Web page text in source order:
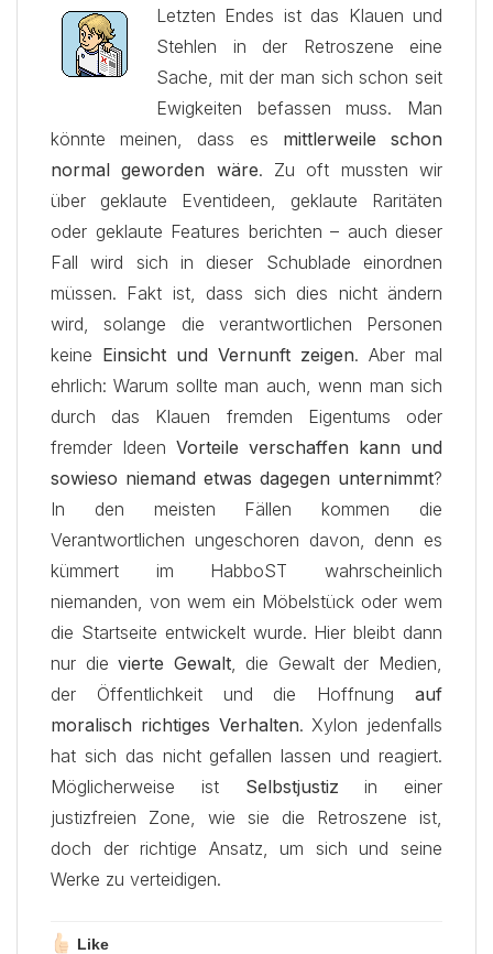
Letzten Endes ist das Klauen und
Stehlen in der Retroszene eine
Sache, mit der man sich schon seit
Ewigkeiten befassen muss. Man
könnte meinen, dass es mittlerweile schon
normal geworden wäre. Zu oft mussten wir
über geklaute Eventideen, geklaute Raritäten
oder geklaute Features berichten – auch dieser
Fall wird sich in dieser Schublade einordnen
müssen. Fakt ist, dass sich dies nicht ändern
wird, solange die verantwortlichen Personen
keine Einsicht und Vernunft zeigen. Aber mal
ehrlich: Warum sollte man auch, wenn man sich
durch das Klauen fremden Eigentums oder
fremder Ideen Vorteile verschaffen kann und
sowieso niemand etwas dagegen unternimmt?
In den meisten Fällen kommen die
Verantwortlichen ungeschoren davon, denn es
kümmert im HabboST wahrscheinlich
niemanden, von wem ein Möbelstück oder wem
die Startseite entwickelt wurde. Hier bleibt dann
nur dievierte Gewalt, die Gewalt der Medien,
der Öffentlichkeit und die Hoffnung auf
moralisch richtiges Verhalten. Xylon jedenfalls
hat sich das nicht gefallen lassen und reagiert.
Möglicherweise ist Selbstjustiz in einer
justizfreien Zone, wie sie die Retroszene ist,
doch der richtige Ansatz, um sich und seine
Werke zu verteidigen.
Like